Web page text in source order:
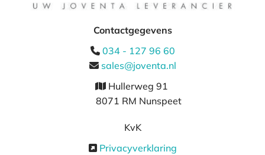
Contactgegevens
 034 - 127 96 60
 sales@joventa.nl
Hullerweg 91
8071 RM Nunspeet
KvK
 Privacyverklaring